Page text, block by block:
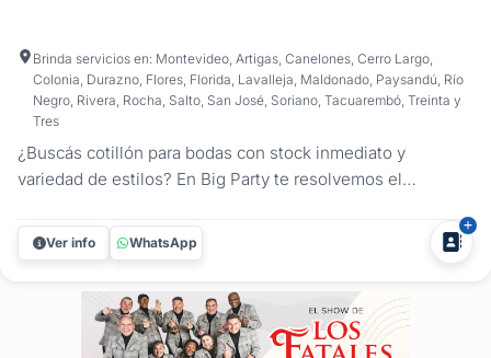
Brinda servicios en: Montevideo, Artigas, Canelones, Cerro Largo,
Colonia, Durazno, Flores, Florida, Lavalleja, Maldonado, Paysandú, Río
Negro, Rivera, Rocha, Salto, San José, Soriano, Tacuarembó, Treinta y
Tres
¿Buscás cotillón para bodas con stock inmediato y
variedad de estilos? En Big Party te resolvemos el
casamiento, con combos para bodas diseñados según tu
número de invitados. Al ser expertos en el rubro, armamos
Ver info WhatsApp